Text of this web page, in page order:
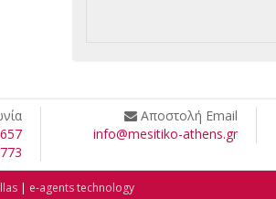
Αποστολή Email
info@mesitiko-athens.gr
| e-agents technology